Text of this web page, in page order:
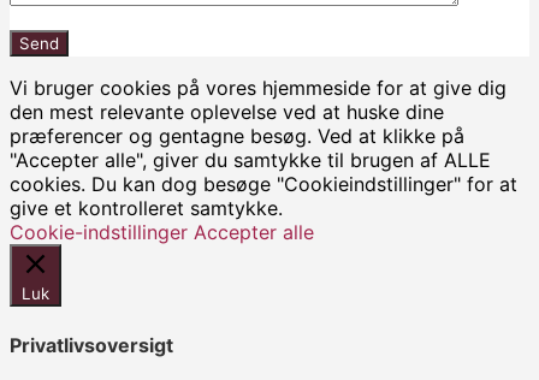
Vi bruger cookies på vores hjemmeside for at give dig
den mest relevante oplevelse ved at huske dine
præferencer og gentagne besøg. Ved at klikke på
"Accepter alle", giver du samtykke til brugen af ALLE
cookies. Du kan dog besøge "Cookieindstillinger" for at
give et kontrolleret samtykke.
Cookie-indstillinger Accepter alle
Luk
Privatlivsoversigt